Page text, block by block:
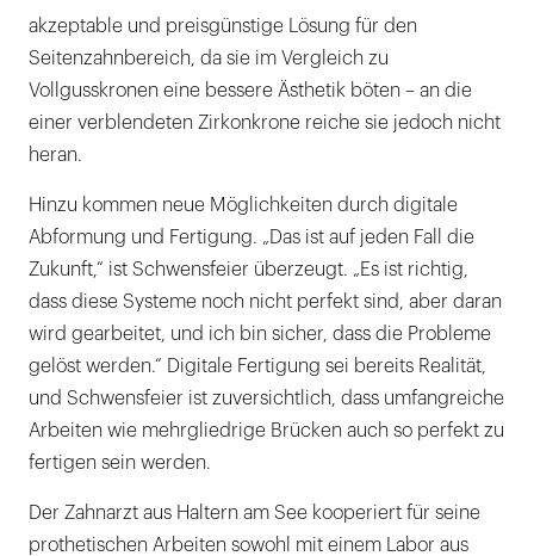
akzeptable und preisgünstige Lösung für den
Seitenzahnbereich, da sie im Vergleich zu
Vollgusskronen eine bessere Ästhetik böten – an die
einer verblendeten Zirkonkrone reiche sie jedoch nicht
heran.
Hinzu kommen neue Möglichkeiten durch digitale
Abformung und Fertigung. „Das ist auf jeden Fall die
Zukunft,“ ist Schwensfeier überzeugt. „Es ist richtig,
dass diese Systeme noch nicht perfekt sind, aber daran
wird gearbeitet, und ich bin sicher, dass die Probleme
gelöst werden.“ Digitale Fertigung sei bereits Realität,
und Schwensfeier ist zuversichtlich, dass umfangreiche
Arbeiten wie mehrgliedrige Brücken auch so perfekt zu
fertigen sein werden.
Der Zahnarzt aus Haltern am See kooperiert für seine
prothetischen Arbeiten sowohl mit einem Labor aus